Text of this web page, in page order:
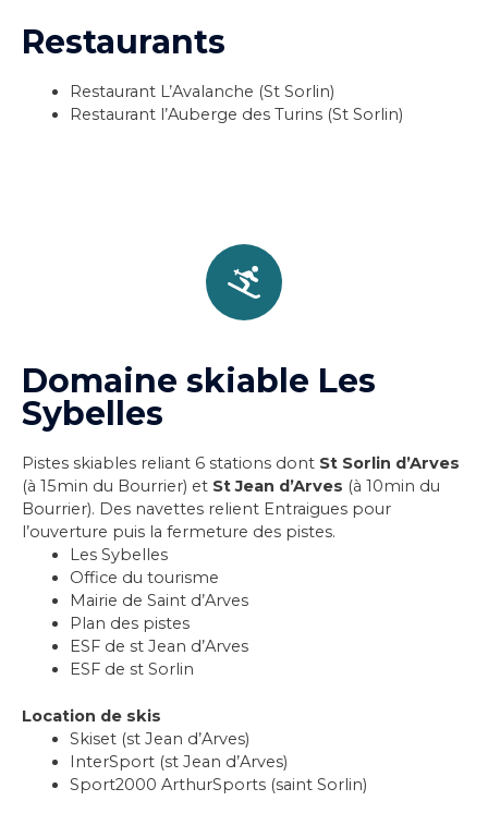
Restaurants
Restaurant L’Avalanche (St Sorlin)
Restaurant l’Auberge des Turins (St Sorlin)
Domaine skiable Les
Sybelles
Pistes skiables reliant 6 stations dont St Sorlin d’Arves
(à 15min du Bourrier) et St Jean d’Arves (à 10min du
Bourrier). Des navettes relient Entraigues pour
l’ouverture puis la fermeture des pistes.
Les Sybelles
Office du tourisme
Mairie de Saint d’Arves
Plan des pistes
ESF de st Jean d’Arves
ESF de st Sorlin
Location de skis
Skiset (st Jean d’Arves)
InterSport (st Jean d’Arves)
Sport2000 ArthurSports (saint Sorlin)